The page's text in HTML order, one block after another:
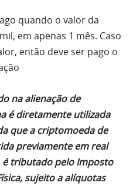
quando o valor da
em apenas 1 mês. Caso
então deve ser pago o
na alienação de
é diretamente utilizada
que a criptomoeda de
previamente em real
tributado pelo Imposto
sujeito a alíquotas